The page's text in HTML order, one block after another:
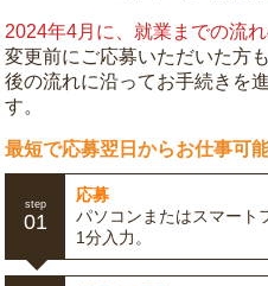
2024年4月に、就業までの流
変更前にご応募いただいた方
後の流れに沿ってお手続きを
す。
最短で応募翌日からお仕事可
step
01
応募
パソコンまたはスマート
1分入力。